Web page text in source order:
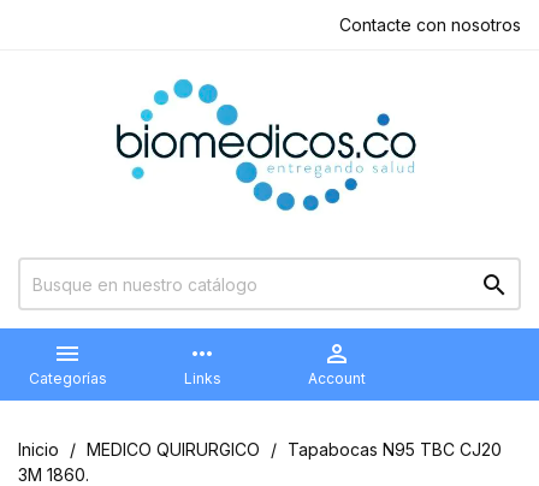
Contacte con nosotros


Categorías
more_horiz
Links

Account
Inicio MEDICO QUIRURGICO
Tapabocas N95 TBC CJ20
3M 1860.